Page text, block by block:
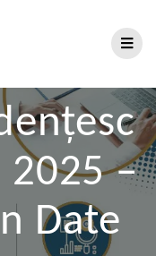
2025 –
Date